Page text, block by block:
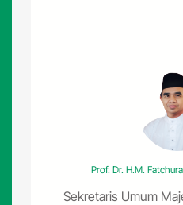
t
k
a
n
u
a
Prof. Dr. H.M.
Sekretaris Umum